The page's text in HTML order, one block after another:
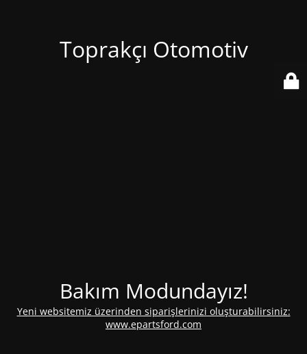
Toprakçı Otomotiv
Bakım Modundayız!
Yeni websitemiz üzerinden siparişlerinizi oluşturabilirsiniz:
www.epartsford.com